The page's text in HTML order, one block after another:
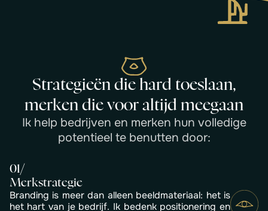
Strategieën die hard toeslaan,
merken die voor a tijd meegaan
Ik help bedrijven en merken hun volledige
potentieel te benutten door:
01/
Merkstrategie
Branding is meer dan alleen beeldmateriaal: het is
het hart van je bedrijf. Ik bedenk positionering en